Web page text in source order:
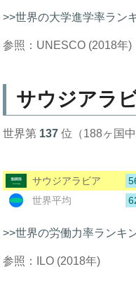
>>世界の大学進学率ラン
参照：UNESCO (2018年)
サウジアラ
世界第 137 位（188ヶ国中
サウジアラビア
世界平均
>>世界の労働力率ランキ
参照：ILO (2018年)